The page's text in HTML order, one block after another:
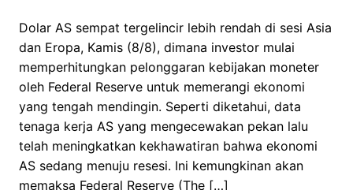
Dolar AS sempat tergelincir lebih rendah di sesi Asia
dan Eropa, Kamis (8/8), dimana investor mulai
memperhitungkan pelonggaran kebijakan moneter
oleh Federal Reserve untuk memerangi ekonomi
yang tengah mendingin. Seperti diketahui, data
tenaga kerja AS yang mengecewakan pekan lalu
telah meningkatkan kekhawatiran bahwa ekonomi
AS sedang menuju resesi. Ini kemungkinan akan
memaksa Federal Reserve (The […]